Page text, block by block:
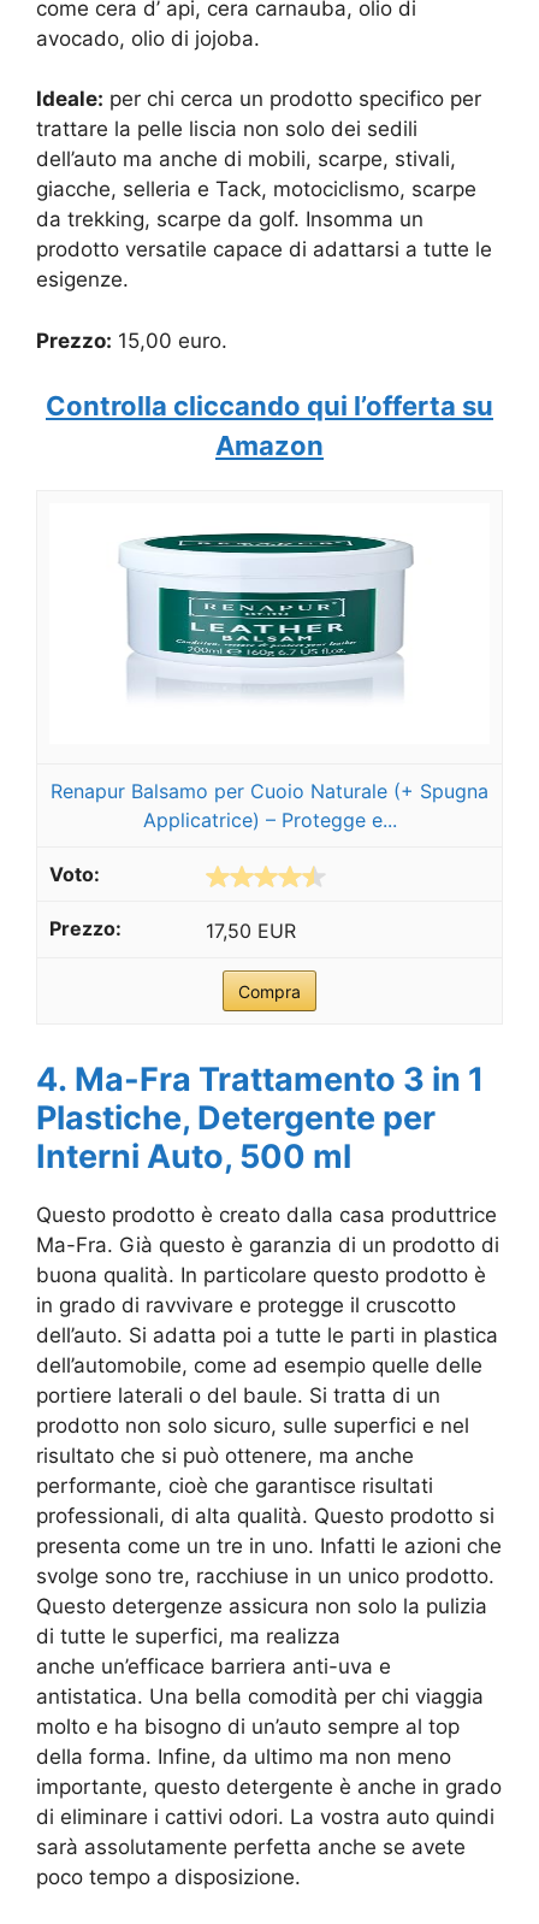
come cera d’ api, cera carnauba, olio di
avocado, olio di jojoba.
Ideale: per chi cerca un prodotto specifico per
trattare la pelle liscia non solo dei sedili
dell’auto ma anche di mobili, scarpe, stivali,
giacche, selleria e Tack, motociclismo, scarpe
da trekking, scarpe da golf. Insomma un
prodotto versatile capace di adattarsi a tutte le
esigenze.
Prezzo: 15,00 euro.
Controlla cliccando qui l’offerta su
Amazon
Renapur Balsamo per Cuoio Naturale (+ Spugna
Applicatrice) – Protegge e...
17,50 EUR
Compra
4. Ma-Fra Trattamento 3 in 1
Plastiche, Detergente per
Interni Auto, 500 ml
Questo prodotto è creato dalla casa produttrice
Ma-Fra. Già questo è garanzia di un prodotto di
buona qualità. In particolare questo prodotto è
in grado di ravvivare e protegge il cruscotto
dell’auto. Si adatta poi a tutte le parti in plastica
dell’automobile, come ad esempio quelle delle
portiere laterali o del baule. Si tratta di un
prodotto non solo sicuro, sulle superfici e nel
risultato che si può ottenere, ma anche
performante, cioè che garantisce risultati
professionali, di alta qualità. Questo prodotto si
presenta come un tre in uno. Infatti le azioni che
svolge sono tre, racchiuse in un unico prodotto.
Questo detergenze assicura non solo la pulizia
di tutte le superfici, ma realizza
anche un’efficace barriera anti-uva e
antistatica. Una bella comodità per chi viaggia
molto e ha bisogno di un’auto sempre al top
della forma. Infine, da ultimo ma non meno
importante, questo detergente è anche in grado
di eliminare i cattivi odori. La vostra auto quindi
sarà assolutamente perfetta anche se avete
poco tempo a disposizione.